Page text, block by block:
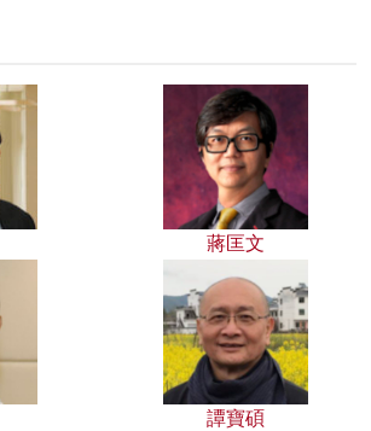
蔣匡文
譚寶碩